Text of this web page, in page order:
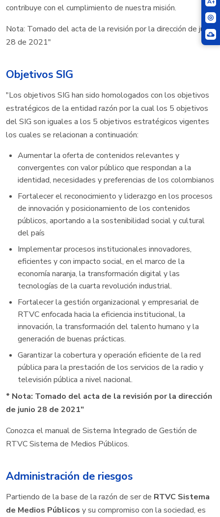
contribuye con el cumplimiento de nuestra misión.
Nota: Tomado del acta de la revisión por la dirección de junio
28 de 2021"
Objetivos SIG
"Los objetivos SIG han sido homologados con los objetivos
estratégicos de la entidad razón por la cual los 5 objetivos
del SIG son iguales a los 5 objetivos estratégicos vigentes
los cuales se relacionan a continuación:
Aumentar la oferta de contenidos relevantes y
convergentes con valor público que respondan a la
identidad, necesidades y preferencias de los colombianos
Fortalecer el reconocimiento y liderazgo en los procesos
de innovación y posicionamiento de los contenidos
públicos, aportando a la sostenibilidad social y cultural
del país
Implementar procesos institucionales innovadores,
eficientes y con impacto social, en el marco de la
economía naranja, la transformación digital y las
tecnologías de la cuarta revolución industrial.
Fortalecer la gestión organizacional y empresarial de
RTVC enfocada hacia la eficiencia institucional, la
innovación, la transformación del talento humano y la
generación de buenas prácticas.
Garantizar la cobertura y operación eficiente de la red
pública para la prestación de los servicios de la radio y
televisión pública a nivel nacional.
* Nota: Tomado del acta de la revisión por la dirección
de junio 28 de 2021"
Conozca el manual de Sistema Integrado de Gestión de
RTVC Sistema de Medios Públicos.
Administración de riesgos
Partiendo de la base de la razón de ser de RTVC Sistema
de Medios Públicos y su compromiso con la sociedad, es